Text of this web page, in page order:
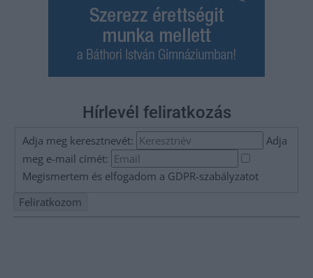
Hírlevél feliratkozás
Adja meg keresztnevét:
Adja
meg e-mail címét:
Megismertem és elfogadom a GDPR-szabályzatot